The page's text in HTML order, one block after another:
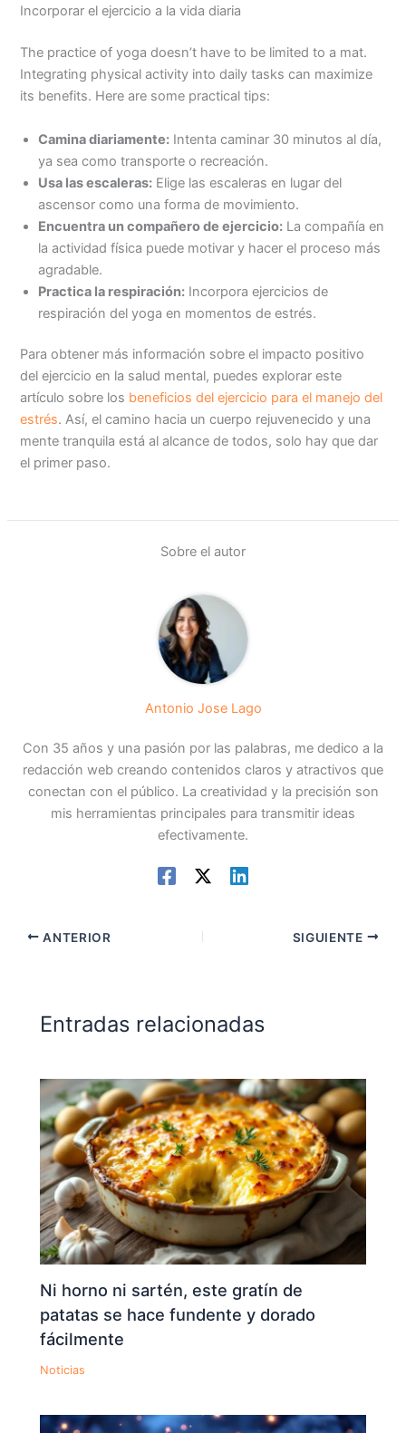
Incorporar el ejercicio a la vida diaria
The practice of yoga doesn’t have to be limited to a mat.
Integrating physical activity into daily tasks can maximize
its benefits. Here are some practical tips:
Camina diariamente: Intenta caminar 30 minutos al día,
ya sea como transporte o recreación.
Usa las escaleras: Elige las escaleras en lugar del
ascensor como una forma de movimiento.
Encuentra un compañero de ejercicio: La compañía en
la actividad física puede motivar y hacer el proceso más
agradable.
Practica la respiración: Incorpora ejercicios de
respiración del yoga en momentos de estrés.
Para obtener más información sobre el impacto positivo
del ejercicio en la salud mental, puedes explorar este
artículo sobre los beneficios del ejercicio para el manejo del
estrés. Así, el camino hacia un cuerpo rejuvenecido y una
mente tranquila está al alcance de todos, solo hay que dar
el primer paso.
Sobre el autor
Antonio Jose Lago
Con 35 años y una pasión por las palabras, me dedico a la
redacción web creando contenidos claros y atractivos que
conectan con el público. La creatividad y la precisión son
mis herramientas principales para transmitir ideas
efectivamente.
ANTERIOR SIGUIENTE
Entradas relacionadas
Ni horno ni sartén, este gratín de
patatas se hace fundente y dorado
fácilmente
Noticias